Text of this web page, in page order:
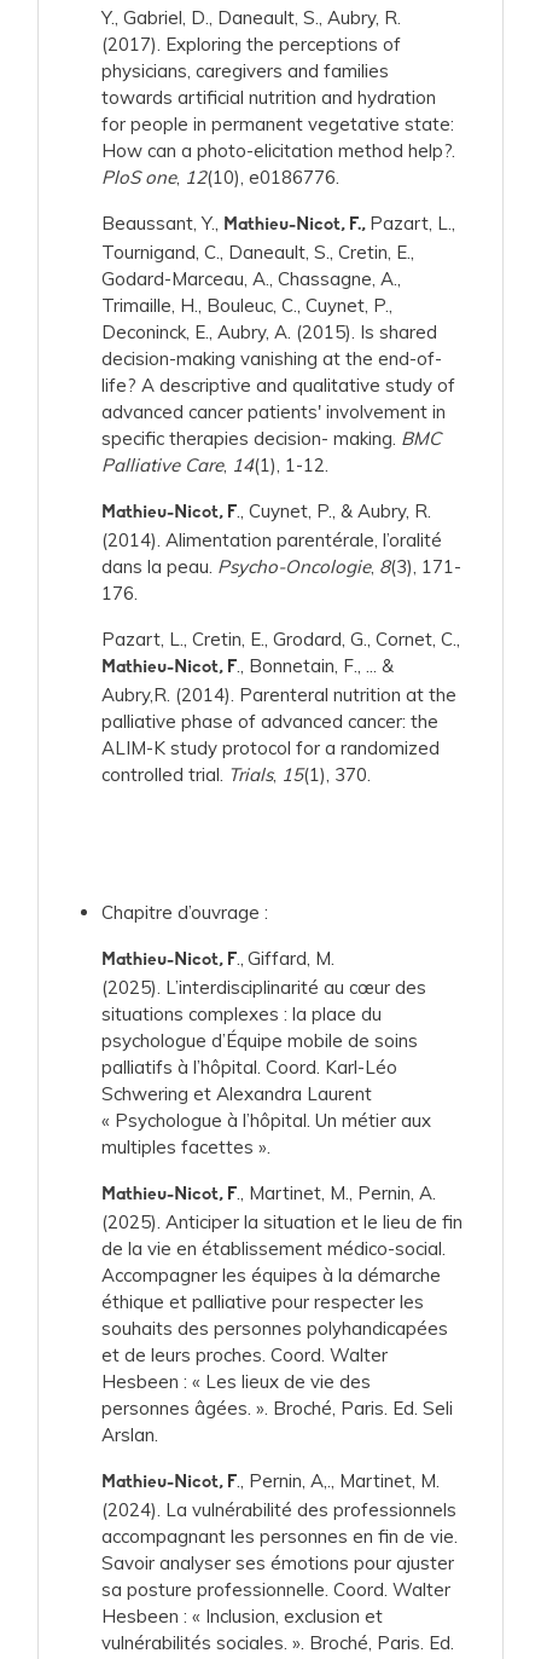
Y., Gabriel, D., Daneault, S., Aubry, R.
(2017). Exploring the perceptions of
physicians, caregivers and families
towards artificial nutrition and hydration
for people in permanent vegetative state:
How can a photo-elicitation method help?.
PloS one, 12(10), e0186776.
Beaussant, Y., Mathieu-Nicot, F., Pazart, L.,
Tournigand, C., Daneault, S., Cretin, E.,
Godard-Marceau, A., Chassagne, A.,
Trimaille, H., Bouleuc, C., Cuynet, P.,
Deconinck, E., Aubry, A. (2015). Is shared
decision-making vanishing at the end-of-
life? A descriptive and qualitative study of
advanced cancer patients' involvement in
specific therapies decision- making. BMC
Palliative Care, 14(1), 1-12.
Mathieu-Nicot, F., Cuynet, P., & Aubry, R.
(2014). Alimentation parentérale, l’oralité
dans la peau. Psycho-Oncologie, 8(3), 171-
176.
Pazart, L., Cretin, E., Grodard, G., Cornet, C.,
Mathieu-Nicot, F., Bonnetain, F., ... &
Aubry,R. (2014). Parenteral nutrition at the
palliative phase of advanced cancer: the
ALIM-K study protocol for a randomized
controlled trial. Trials, 15(1), 370.
Chapitre d’ouvrage :
Mathieu-Nicot, F., Giffard, M.
(2025). L’interdisciplinarité au cœur des
situations complexes : la place du
psychologue d’Équipe mobile de soins
palliatifs à l’hôpital. Coord. Karl-Léo
Schwering et Alexandra Laurent
« Psychologue à l’hôpital. Un métier aux
multiples facettes ».
Mathieu-Nicot, F., Martinet, M., Pernin, A.
(2025). Anticiper la situation et le lieu de fin
de la vie en établissement médico-social.
Accompagner les équipes à la démarche
éthique et palliative pour respecter les
souhaits des personnes polyhandicapées
et de leurs proches. Coord. Walter
Hesbeen : « Les lieux de vie des
personnes âgées. ». Broché, Paris. Ed. Seli
Arslan.
Mathieu-Nicot, F., Pernin, A,., Martinet, M.
(2024). La vulnérabilité des professionnels
accompagnant les personnes en fin de vie.
Savoir analyser ses émotions pour ajuster
sa posture professionnelle. Coord. Walter
Hesbeen : « Inclusion, exclusion et
vulnérabilités sociales. ». Broché, Paris. Ed.